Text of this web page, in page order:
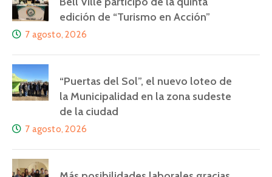
edición de “Turismo en Acción”
7 agosto, 2026
“Puertas del Sol”, el nuevo loteo de
la Municipalidad en la zona sudeste
de la ciudad
7 agosto, 2026